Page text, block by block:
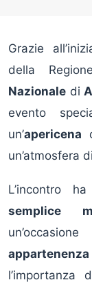
Grazie
della
Nazionale di
evento
un’apericena
un’atmosfera
L’incontro
semplice
appartenenza
l’importanza